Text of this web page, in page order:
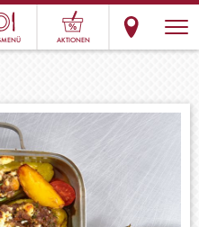
AKTIONEN